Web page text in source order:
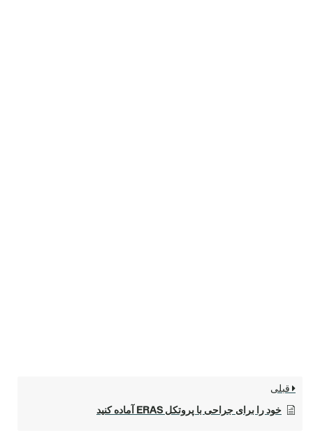
قبلی
خود را برای جراحی با پروتکل ERAS آماده کنید